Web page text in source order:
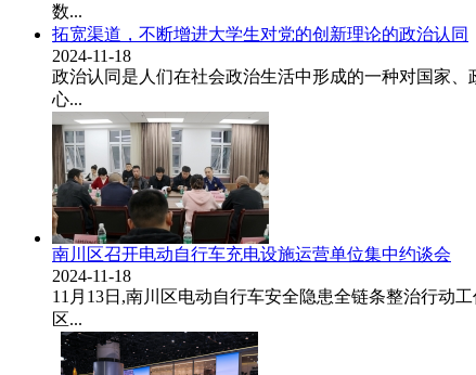
数...
拓宽渠道，不断增进大学生对党的创新理论的政治认同
2024-11-18
政治认同是人们在社会政治生活中形成的一种对国家
心...
南川区召开电动自行车充电设施运营单位集中约谈会
2024-11-18
11月13日,南川区电动自行车安全隐患全链条整治行动
区...